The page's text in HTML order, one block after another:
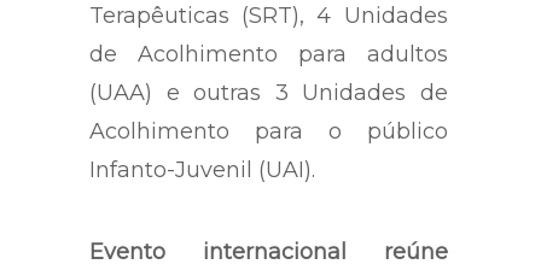
Terapêuticas (SRT), 4 Unidades
de Acolhimento para adultos
(UAA) e outras 3 Unidades de
Acolhimento para o público
Infanto-Juvenil (UAI).
Evento internacional reúne